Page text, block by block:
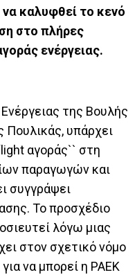
καλυφθεί το κενό
στο πλήρες
ενέργειας.
της Βουλής
υπάρχει
αγοράς`` στη
παραγωγών και
συγγράψει
Το προσχέδιο
λόγω μιας
στον σχετικό νόμο
να μπορεί η ΡΑΕΚ